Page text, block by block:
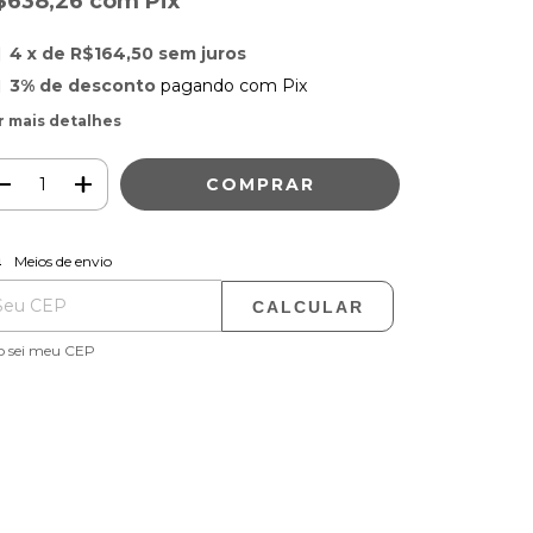
4 x de R$164,50 sem juros
3% de descontopagando com Pix
mais detalhes
para o CEP:
Meios de envio
CALCULAR
sei meu CEP